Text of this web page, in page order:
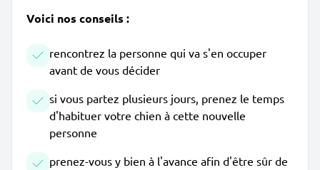
Voici nos conseils :
rencontrez la personne qui va s'en occuper
avant de vous décider
si vous partez plusieurs jours, prenez le temps
d'habituer votre chien à cette nouvelle
personne
prenez-vous y bien à l'avance afin d'être sûr de